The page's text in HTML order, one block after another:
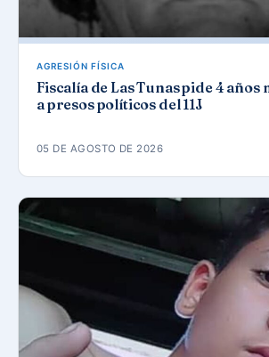
AGRESIÓN FÍSICA
Fiscalía de Las Tunas pide 4 años
a presos políticos del 11J
05 DE AGOSTO DE 2026